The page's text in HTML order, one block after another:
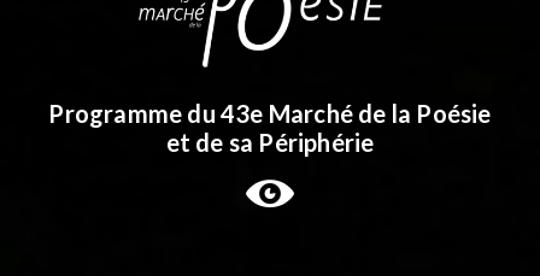
Programme du 43e Marché de la Poésie
et de sa Périphérie